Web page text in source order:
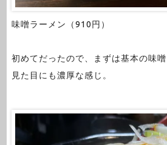
味噌ラーメン（910円）
初めてだったので、まずは基本の味噌
見た目にも濃厚な感じ。